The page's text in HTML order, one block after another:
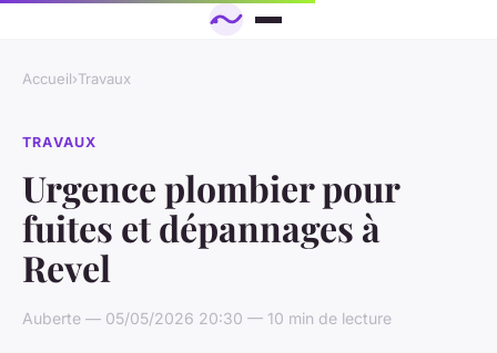
Accueil›Travaux
TRAVAUX
Urgence plombier pour
fuites et dépannages à
Revel
Auberte — 05/05/2026 20:30 — 10 min de lecture